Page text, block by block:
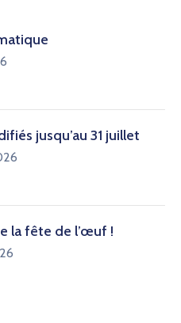
jusqu’au 31 juillet
la fête de l’œuf !